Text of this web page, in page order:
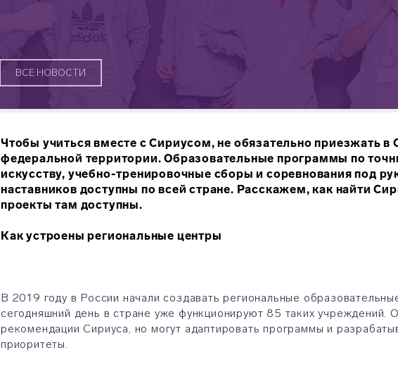
ВСЕ НОВОСТИ
Чтобы учиться вместе с Сириусом, не обязательно приезжать в
федеральной территории. Образовательные программы по
искусству, учебно-тренировочные сборы и соревнования под
наставников доступны по всей стране. Расскажем, как найти
проекты там доступны.
Как устроены региональные центры
В 2019 году в России начали создавать региональные
сегодняшний день в стране уже функционируют 85 таких учреждений.
рекомендации Сириуса, но могут адаптировать программы и
приоритеты.